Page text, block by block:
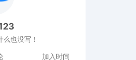
也没写！
加入时间